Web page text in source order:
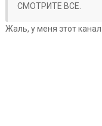
СМОТРИТЕ ВСЕ.
Жаль, у меня этот